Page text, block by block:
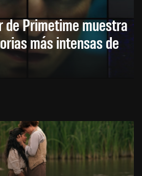
de Primetime muestra
más intensas de